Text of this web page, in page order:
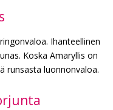
Ihanteellinen
Koska Amaryllis on
runsasta luonnonvaloa.